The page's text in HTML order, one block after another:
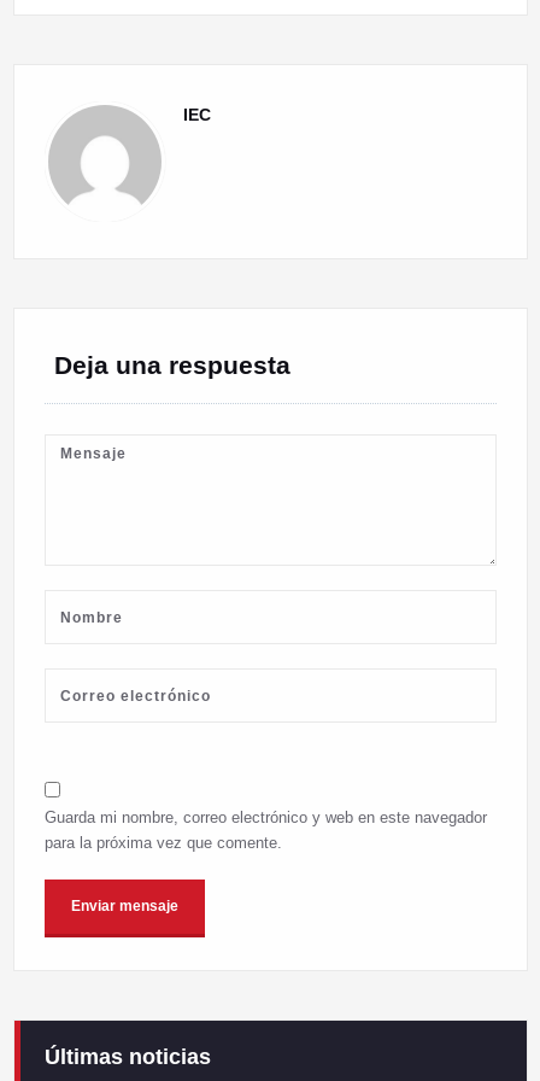
IEC
Deja una respuesta
Guarda mi nombre, correo electrónico y web en este navegador
para la próxima vez que comente.
Últimas noticias